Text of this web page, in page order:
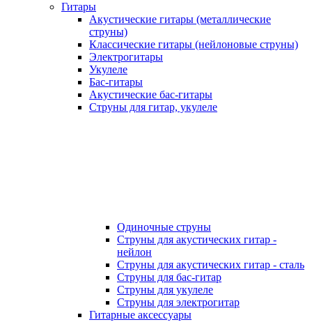
Гитары
Акустические гитары (металлические
струны)
Классические гитары (нейлоновые струны)
Электрогитары
Укулеле
Бас-гитары
Акустические бас-гитары
Струны для гитар, укулеле
Одиночные струны
Струны для акустических гитар -
нейлон
Струны для акустических гитар - сталь
Струны для бас-гитар
Струны для укулеле
Струны для электрогитар
Гитарные аксессуары